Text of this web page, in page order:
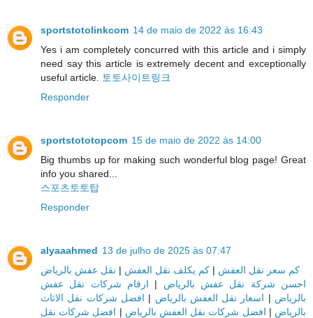
sportstotolinkcom 14 de maio de 2022 às 16:43
Yes i am completely concurred with this article and i simply
need say this article is extremely decent and exceptionally
useful article.
토토사이트링크
Responder
sportstototopcom 15 de maio de 2022 às 14:00
Big thumbs up for making such wonderful blog page! Great
info you shared...
스포츠토토탑
Responder
alyaaahmed 13 de julho de 2025 às 07:47
كم سعر نقل العفش | كم يكلف نقل العفش | نقل عفش بالرياض
احسن شركة نقل عفش بالرياض | ارقام شركات نقل عفش
بالرياض | اسعار نقل العفش بالرياض | افضل شركات نقل الاثاث
بالرياض | افضل شركات نقل العفش بالرياض | افضل شركات نقل